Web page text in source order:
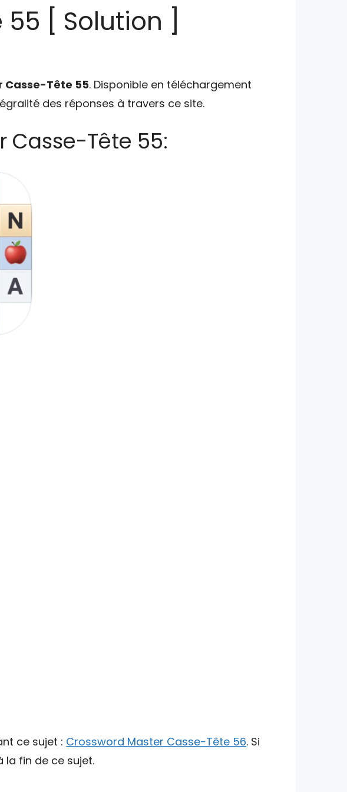
[ Solution ]
Casse-Tête 55. Disponible en téléchargement
des réponses à travers ce site.
Casse-Tête 55:
ce sujet : Crossword Master Casse-Tête 56. Si
la fin de ce sujet.